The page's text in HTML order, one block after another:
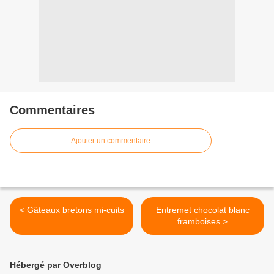
Commentaires
Ajouter un commentaire
< Gâteaux bretons mi-cuits
Entremet chocolat blanc
framboises >
Hébergé par Overblog